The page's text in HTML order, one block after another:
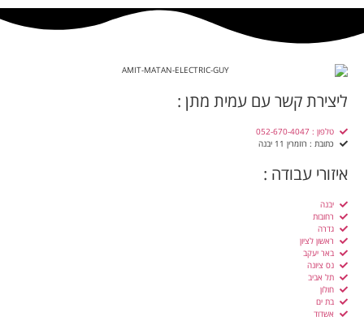
ליצירת קשר עם עמית מתן :
טלפון : 052-670-4047
כתובת : רוזמרין 11 יבנה
איזורי עבודה :
יבנה
רחובות
גדרה
ראשון לציון
באר יעקב
נס ציונה
תל אביב
חולון
בת ים
אשדוד